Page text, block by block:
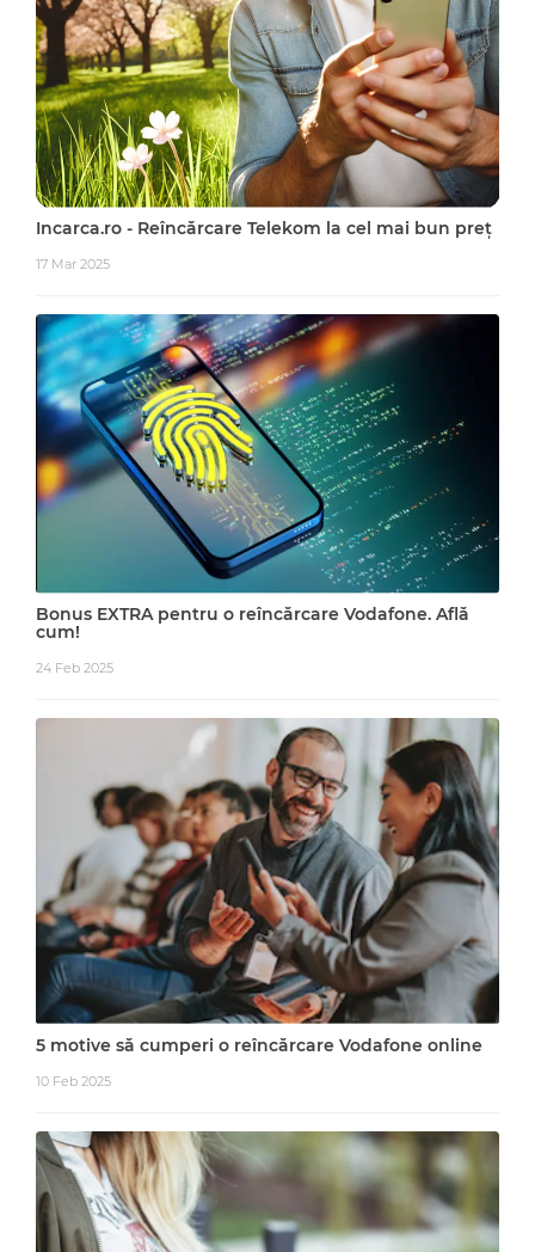
Incarca.ro - Reîncărcare Telekom la cel mai bun preț
17 Mar 2025
Bonus EXTRA pentru o reîncărcare Vodafone. Află
cum!
24 Feb 2025
5 motive să cumperi o reîncărcare Vodafone online
10 Feb 2025